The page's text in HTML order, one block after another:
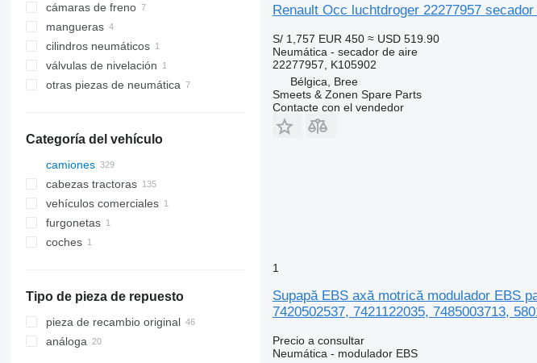
cámaras de freno
mangueras
cilindros neumáticos
válvulas de nivelación
otras piezas de neumática
Categoría del vehículo
camiones
cabezas tractoras
vehículos comerciales
furgonetas
coches
Tipo de pieza de repuesto
pieza de recambio original
análoga
Renault Occ luchtdroger 22277957
S/ 1,757 EUR 450 ≈ USD 519.90
Neumática - secador de aire
22277957, K105902
Bélgica, Bree
Smeets & Zonen Spare Parts
Contacte con el vendedor
1
Supapă EBS axă motrică modulador EBS
7420502537, 7421122035, 7485003713,
Precio a consultar
Neumática - modulador EBS